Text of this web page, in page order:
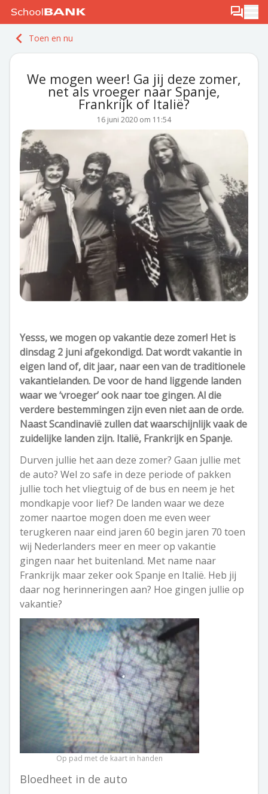
Ga naar de inhoud Berichten
Meld je gratis aan
Toen en nu
We mogen weer! Ga jij deze zomer,
net als vroeger naar Spanje,
Frankrijk of Italië?
16 juni 2020 om 11:54
Yesss, we mogen op vakantie deze zomer! Het is
dinsdag 2 juni afgekondigd. Dat wordt vakantie in
eigen land of, dit jaar, naar een van de traditionele
vakantielanden. De voor de hand liggende landen
waar we ‘vroeger’ ook naar toe gingen. Al die
verdere bestemmingen zijn even niet aan de orde.
Naast Scandinavië zullen dat waarschijnlijk vaak de
zuidelijke landen zijn. Italië, Frankrijk en Spanje.
Durven jullie het aan deze zomer? Gaan jullie met
de auto? Wel zo safe in deze periode of pakken
jullie toch het vliegtuig of de bus en neem je het
mondkapje voor lief? De landen waar we deze
zomer naartoe mogen doen me even weer
terugkeren naar eind jaren 60 begin jaren 70 toen
wij Nederlanders meer en meer op vakantie
gingen naar het buitenland. Met name naar
Frankrijk maar zeker ook Spanje en Italië. Heb jij
daar nog herinneringen aan? Hoe gingen jullie op
vakantie?
Op pad met de kaart in handen
Bloedheet in de auto